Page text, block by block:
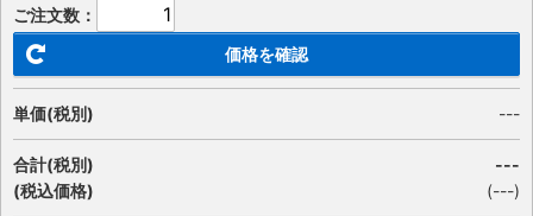
ご注文数：
価格を確認
単価(税別) ---
合計(税別)
(税込価格)
---
(---)